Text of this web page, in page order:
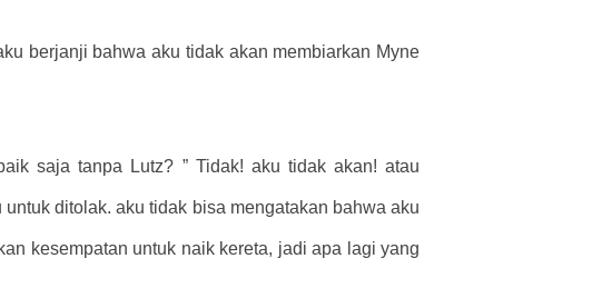
berjanji bahwa aku tidak akan membiarkan Myne
saja tanpa Lutz? ” Tidak! aku tidak akan! atau
ditolak. aku tidak bisa mengatakan bahwa aku
kesempatan untuk naik kereta, jadi apa lagi yang